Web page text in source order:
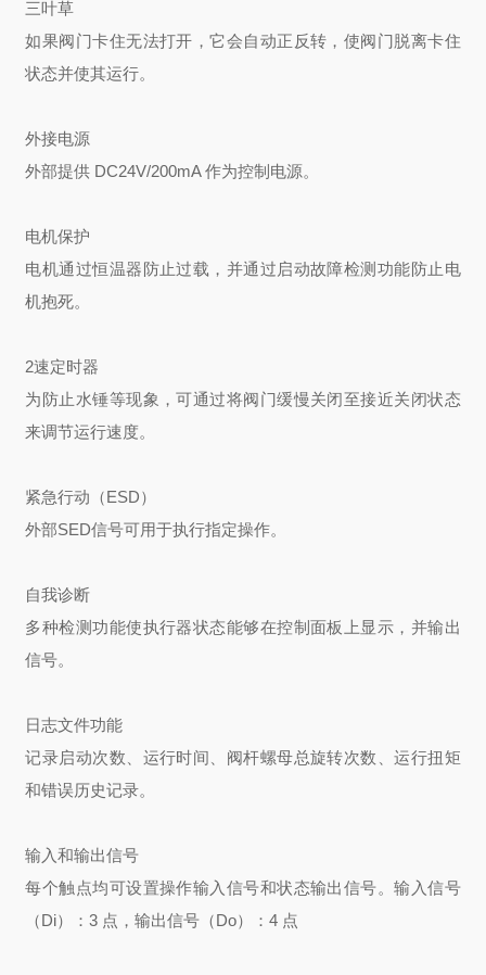
三叶草
如果阀门卡住无法打开，它会自动正反转，使阀门脱离卡住
状态并使其运行。
外接电源
外部提供 DC24V/200mA 作为控制电源。
电机保护
电机通过恒温器防止过载，并通过启动故障检测功能防止电
机抱死。
2速定时器
为防止水锤等现象，可通过将阀门缓慢关闭至接近关闭状态
来调节运行速度。
紧急行动（ESD）
外部SED信号可用于执行指定操作。
自我诊断
多种检测功能使执行器状态能够在控制面板上显示，并输出
信号。
日志文件功能
记录启动次数、运行时间、阀杆螺母总旋转次数、运行扭矩
和错误历史记录。
输入和输出信号
每个触点均可设置操作输入信号和状态输出信号。输入信号
（Di）：3 点，输出信号（Do）：4 点